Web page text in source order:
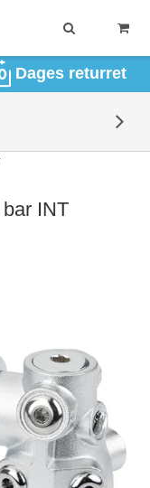
Dages returret
INT